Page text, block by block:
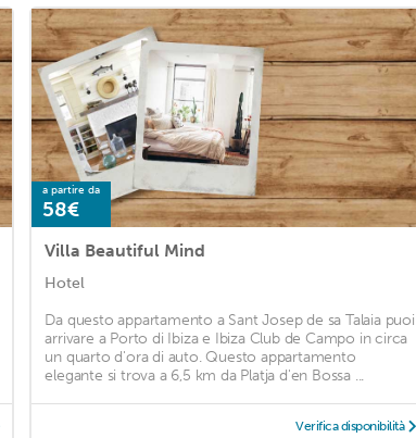
a partire da
58€
Villa Beautiful Mind
Hotel
Da questo appartamento a Sant Josep de sa Talaia puoi
arrivare a Porto di Ibiza e Ibiza Club de Campo in circa
un quarto d'ora di auto. Questo appartamento
elegante si trova a 6,5 km da Platja d'en Bossa ...
Verifica disponibilità